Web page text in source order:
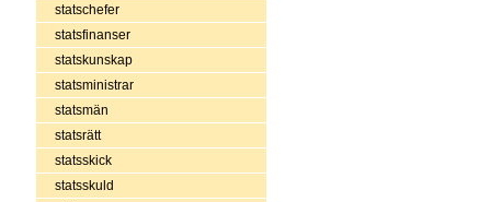
statschefer
statsfinanser
statskunskap
statsministrar
statsmän
statsrätt
statsskick
statsskuld